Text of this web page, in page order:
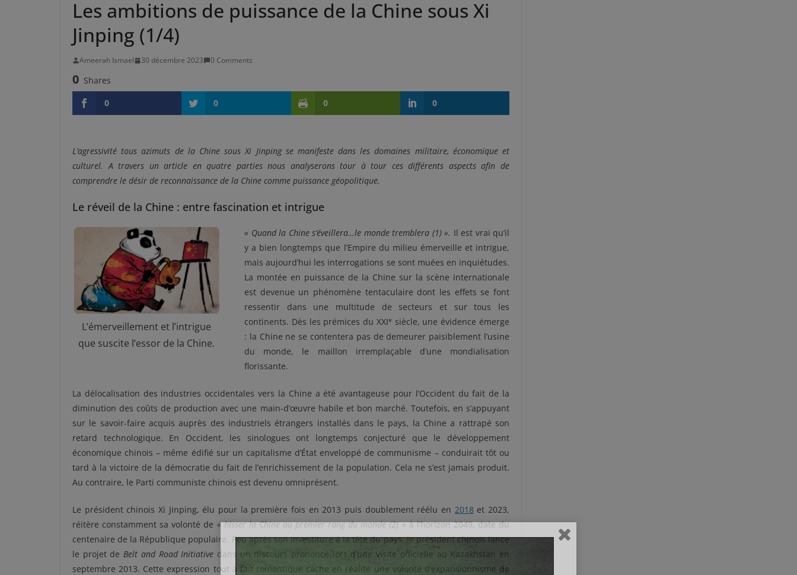
Les ambitions de puissance de la Chine sous Xi
Jinping (1/4)
Ameerah Ismael 30 décembre 2023 0 Comments
0 Shares
0
0 0 0
L’agressivité tous azimuts de la Chine sous Xi Jinping se manifeste dans les domaines militaire, économique et
culturel. A travers un article en quatre parties nous analyserons tour à tour ces différents aspects afin de
comprendre le désir de reconnaissance de la Chine comme puissance géopolitique.
Le réveil de la Chine : entre fascination et intrigue
L’émerveillement et l’intrigue
que suscite l’essor de la Chine.
« Quand la Chine s’éveillera…le monde tremblera (1) ». Il est vrai qu’il
y a bien longtemps que l’Empire du milieu émerveille et intrigue,
mais aujourd’hui les interrogations se sont muées en inquiétudes.
La montée en puissance de la Chine sur la scène internationale
est devenue un phénomène tentaculaire dont les effets se font
ressentir dans une multitude de secteurs et sur tous les
continents. Dès les prémices du XXIe siècle, une évidence émerge
: la Chine ne se contentera pas de demeurer paisiblement l’usine
du monde, le maillon irremplaçable d’une mondialisation
florissante.
La délocalisation des industries occidentales vers la Chine a été avantageuse pour l’Occident du fait de la
diminution des coûts de production avec une main-d’œuvre habile et bon marché. Toutefois, en s’appuyant
sur le savoir-faire acquis auprès des industriels étrangers installés dans le pays, la Chine a rattrapé son
retard technologique. En Occident, les sinologues ont longtemps conjecturé que le développement
économique chinois – même édifié sur un capitalisme d’État enveloppé de communisme – conduirait tôt ou
tard à la victoire de la démocratie du fait de l’enrichissement de la population. Cela ne s’est jamais produit.
Au contraire, le Parti communiste chinois est devenu omniprésent.
Le président chinois Xi Jinping, élu pour la première fois en 2013 puis doublement réélu en 2018et 2023,
réitère constamment sa volonté de « hisser la Chine au premier rang du monde (2) »à l’horizon 2049, date du
centenaire de la République populaire. Peu après son investiture à la tête du pays, le président chinois lance
le projet deBelt and Road Initiative dans un discours prononcé lors d’une visite officielle au Kazakhstan en
septembre 2013. Cette expression tout à fait romantique cache en réalité une volonté d’expansionnisme de